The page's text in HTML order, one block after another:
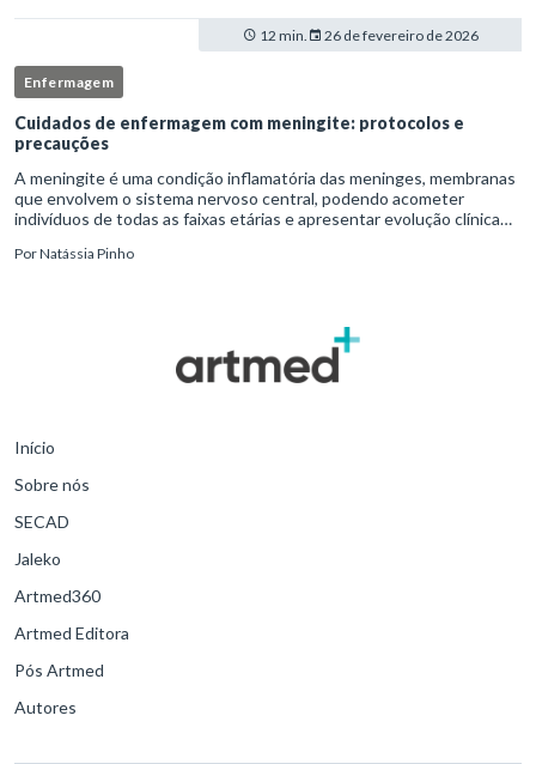
12 min. 26 de fevereiro de 2026
Enfermagem
Cuidados de enfermagem com meningite: protocolos e
precauções
A meningite é uma condição inflamatória das meninges, membranas
que envolvem o sistema nervoso central, podendo acometer
indivíduos de todas as faixas etárias e apresentar evolução clínica
PorNatássia Pinho
Início
Sobre nós
SECAD
Jaleko
Artmed360
Artmed Editora
Pós Artmed
Autores